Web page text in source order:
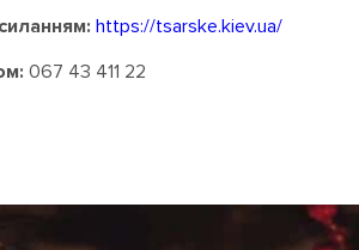
https://tsarske.kiev.ua/
067 43 411 22